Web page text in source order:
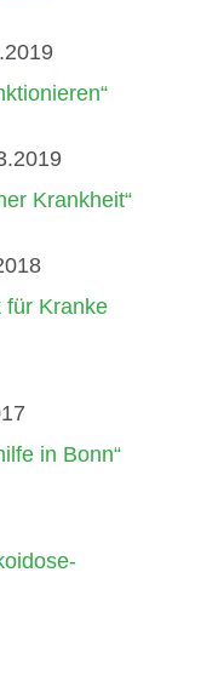
Krankheit“
für Kranke
in Bonn“